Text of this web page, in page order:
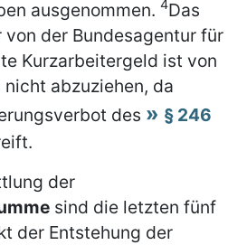
ausgenommen. 4Das
der Bundesagentur für
Kurzarbeitergeld ist von
abzuziehen, da
des
§ 246
der
sind die letzten fünf
der Entstehung der